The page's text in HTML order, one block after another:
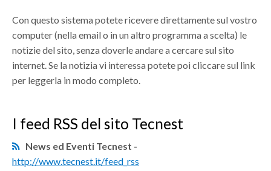
DOWNLOAD
Con questo sistema potete ricevere direttamente sul vostro
computer (nella email o in un altro programma a scelta) le
notizie del sito, senza doverle andare a cercare sul sito
internet. Se la notizia vi interessa potete poi cliccare sul link
per leggerla in modo completo.
I feed RSS del sito Tecnest
News ed Eventi Tecnest -
http://www.tecnest.it/feed_rss